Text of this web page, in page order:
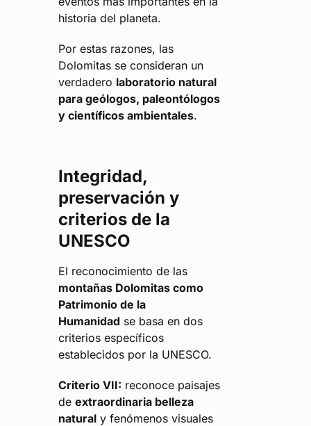
historia del planeta.
Por estas razones, las
Dolomitas se consideran un
verdadero laboratorio natural
para geólogos, paleontólogos
y científicos ambientales.
Integridad,
preservación y
criterios de la
UNESCO
El reconocimiento de las
montañas Dolomitas como
Patrimonio de la
Humanidad se basa en dos
criterios específicos
establecidos por la UNESCO.
Criterio VII: reconoce paisajes
deextraordinaria belleza
natural y fenómenos visuales